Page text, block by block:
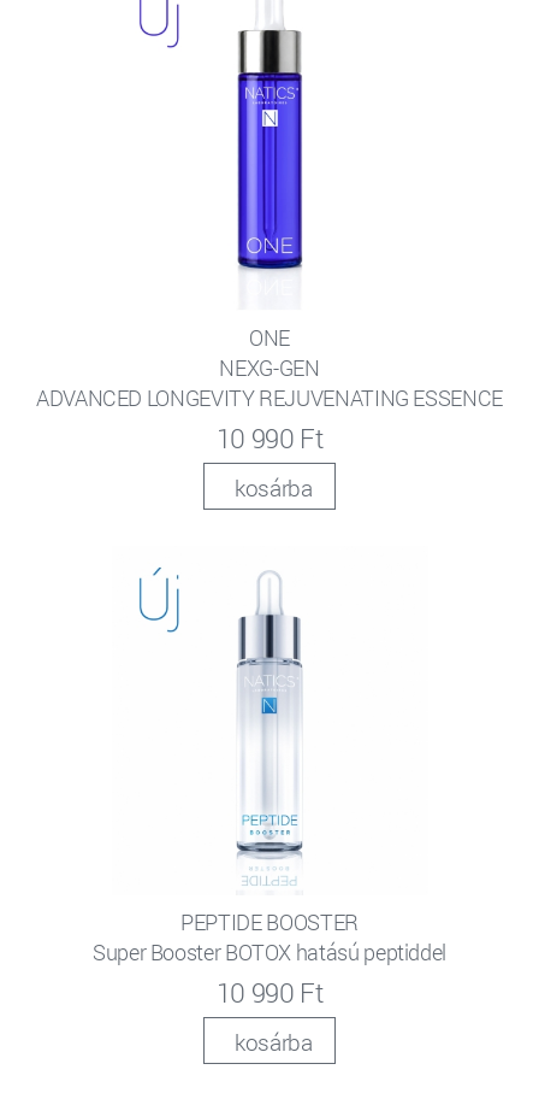
ONE
NEXG-GEN
ADVANCED LONGEVITY REJUVENATING ESSENCE
10 990 Ft
kosárba
PEPTIDE BOOSTER
Super Booster BOTOX hatású peptiddel
10 990 Ft
kosárba